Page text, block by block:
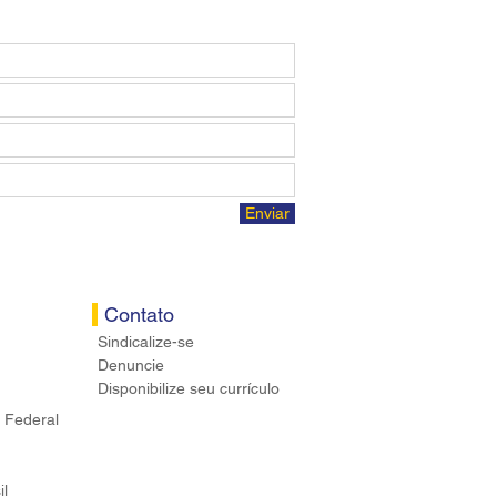
Enviar
Federal
Contato
Sindicalize-se
Denuncie
Disponibilize seu currículo